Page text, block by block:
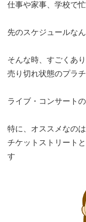
仕事や家事、学校で
先のスケジュールな
そんな時、すごくあ
売り切れ状態のプラ
ライブ・コンサート
特に、オススメなのは
チケットストリート
す